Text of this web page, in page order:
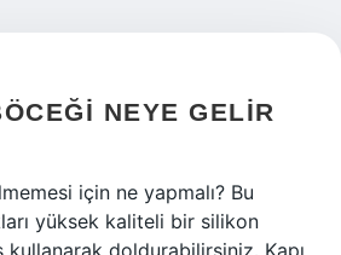
NEYE GELIR
için ne yapmalı? Bu
yüksek kaliteli bir silikon
doldurabilirsiniz. Kapı